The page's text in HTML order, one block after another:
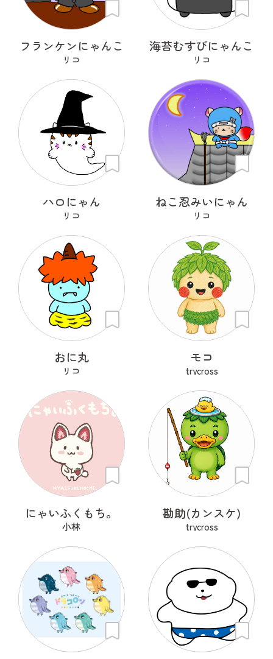
フランケンにゃんこ
リコ
海苔むすびにゃんこ
リコ
ハロにゃん
リコ
ねこ忍みいにゃん
リコ
おに丸
リコ
モコ
trycross
にゃいふくもち。
小林
勘助(カンスケ)
trycross